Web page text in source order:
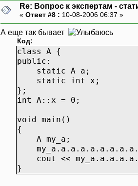
Re: Вопрос к экспертам -
« Ответ #8 : 10-08-2006 06:37 »
А еще так бывает
Код:
class A {
public:
static A a;
static int x;
};
int A::x = 0;
void main()
{
A my_a;
cout <<
}